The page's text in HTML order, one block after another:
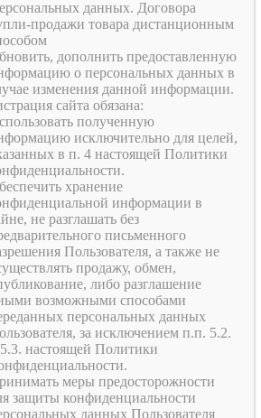
данных. Договора
продажи товара дистанционным
дополнить предоставленную
о персональных данных в
изменения данной информации.
сайта обязана:
полученную
исключительно для целей,
в п. 4 настоящей Политики
хранение
информации в
не разглашать без
письменного
Пользователя, а также не
продажу, обмен,
либо разглашение
возможными способами
персональных данных
за исключением п.п. 5.2.
настоящей Политики
меры предосторожности
защиты конфиденциальности
данных Пользователя